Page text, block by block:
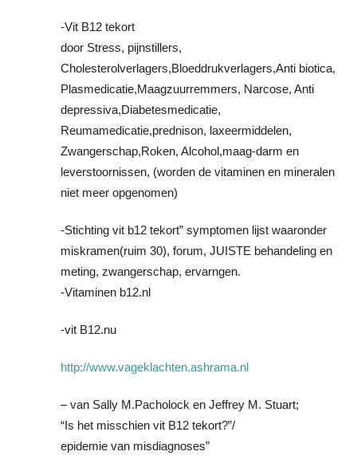
-Vit B12 tekort
door Stress, pijnstillers,
Cholesterolverlagers,Bloeddrukverlagers,Anti biotica,
Plasmedicatie,Maagzuurremmers, Narcose, Anti
depressiva,Diabetesmedicatie,
Reumamedicatie,prednison, laxeermiddelen,
Zwangerschap,Roken, Alcohol,maag-darm en
leverstoornissen, (worden de vitaminen en mineralen
niet meer opgenomen)
-Stichting vit b12 tekort” symptomen lijst waaronder
miskramen(ruim 30), forum, JUISTE behandeling en
meting, zwangerschap, ervarngen.
-Vitaminen b12.nl
-vit B12.nu
http://www.vageklachten.ashrama.nl
– van Sally M.Pacholock en Jeffrey M. Stuart;
“Is het misschien vit B12 tekort?”/
epidemie van misdiagnoses”